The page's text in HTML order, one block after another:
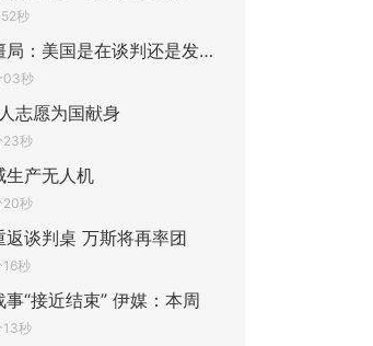
秒
伊朗战争外交僵局：美国是在谈判还是发号施
03秒
志愿为国献身
23秒
生产无人机
20秒
返谈判桌 万斯将再率团
秒
“接近结束” 伊媒：本周
13秒